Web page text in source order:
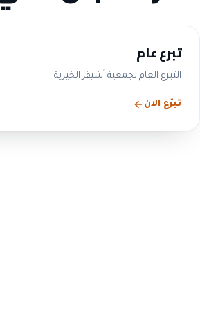
تبرع عام
التبرع العام لجمعية أشيقر الخيرية
تبرّع الآن